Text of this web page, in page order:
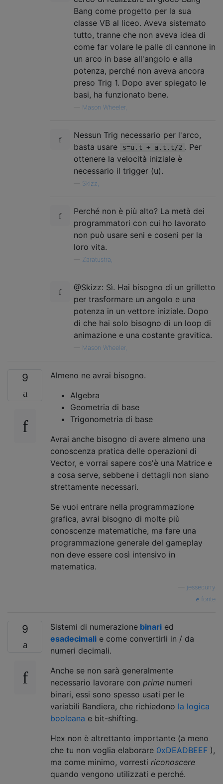
Bang come progetto per la sua
classe VB al liceo. Aveva sistemato
tutto, tranne che non aveva idea di
come far volare le palle di cannone in
un arco in base all'angolo e alla
potenza, perché non aveva ancora
preso Trig 1. Dopo aver spiegato le
basi, ha funzionato bene.
Mason Wheeler,
Nessun Trig necessario per l'arco,
basta usare
s=u.t + a.t.t/2 . Per
ottenere la velocità iniziale è
necessario il trigger (u).
Skizz,
Perché non è più alto? La metà dei
programmatori con cui ho lavorato
non può usare seni e coseni per la
loro vita.
Zaratustra,
@Skizz: Sì. Hai bisogno di un grilletto
per trasformare un angolo e una
potenza in un vettore iniziale. Dopo
di che hai solo bisogno di un loop di
animazione e una costante gravitica.
Mason Wheeler,
9
Almeno ne avrai bisogno.
Algebra
Geometria di base
Trigonometria di base
Avrai anche bisogno di avere almeno una
conoscenza pratica delle operazioni di
Vector, e vorrai sapere cos'è una Matrice e
a cosa serve, sebbene i dettagli non siano
strettamente necessari.
Se vuoi entrare nella programmazione
grafica, avrai bisogno di molte più
conoscenze matematiche, ma fare una
programmazione generale del gameplay
non deve essere così intensivo in
matematica.
jessecurry
fonte
9 Sistemi di numerazione binari ed
esadecimali e come convertirli in / da
numeri decimali.
Anche se non sarà generalmente
necessario lavorare con prime numeri
binari, essi sono spesso usati per le
variabili Bandiera, che richiedono la logica
booleana e bit-shifting.
Hex non è altrettanto importante (a meno
che tu non voglia elaborare 0xDEADBEEF ),
ma come minimo, vorresti riconoscere
quando vengono utilizzati e perché.